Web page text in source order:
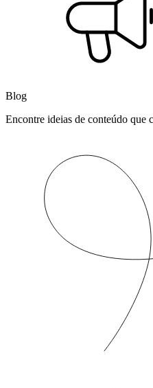
Blog
Encontre ideias de conteúdo que